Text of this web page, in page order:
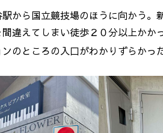
から国立競技場のほうに向かう。
違えてしまい徒歩２０分以上かか
ンのところの入口がわかりずらかっ